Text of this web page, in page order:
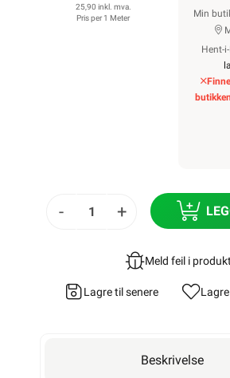
25,90 inkl. mva.
Pris per 1 Meter
Min
Hent-
- +
Meld feil i
Lagre til senere
Beskrivelse